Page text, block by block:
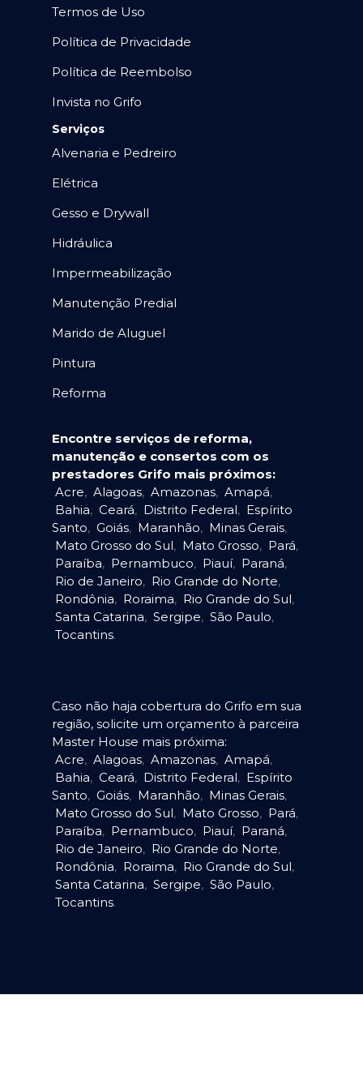
Termos de Uso
Política de Privacidade
Política de Reembolso
Invista no Grifo
Serviços
Alvenaria e Pedreiro
Elétrica
Gesso e Drywall
Hidráulica
Impermeabilização
Manutenção Predial
Marido de Aluguel
Pintura
Reforma
Encontre serviços de reforma,
manutenção e consertos com os
prestadores Grifo mais próximos:
Acre, Alagoas, Amazonas, Amapá,
Bahia, Ceará, Distrito Federal, Espírito
Santo, Goiás, Maranhão, Minas Gerais,
Mato Grosso do Sul, Mato Grosso, Pará,
Paraíba, Pernambuco, Piauí, Paraná,
Rio de Janeiro, Rio Grande do Norte,
Rondônia, Roraima, Rio Grande do Sul,
Santa Catarina, Sergipe, São Paulo,
Tocantins.
Caso não haja cobertura do Grifo em sua
região, solicite um orçamento à parceira
Master House mais próxima:
Acre, Alagoas, Amazonas, Amapá,
Bahia, Ceará, Distrito Federal, Espírito
Santo, Goiás, Maranhão, Minas Gerais,
Mato Grosso do Sul, Mato Grosso, Pará,
Paraíba, Pernambuco, Piauí, Paraná,
Rio de Janeiro, Rio Grande do Norte,
Rondônia, Roraima, Rio Grande do Sul,
Santa Catarina, Sergipe, São Paulo,
Tocantins.